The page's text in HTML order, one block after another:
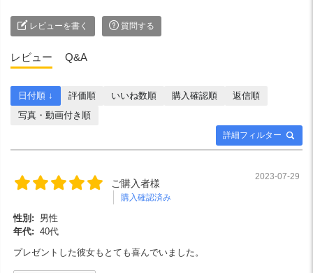
レビューを書く 質問する
レビュー Q&A
詳細フィルター
日付順 ↓ 評価順 いいね数順 購入確認順
返信順
写真・動画付き順
ご購入者様
購入確認済み
2023-07-29
性別:
男性
年代: 40代
プレゼントした彼女もとても喜んでいました。